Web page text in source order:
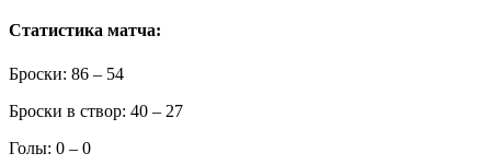
Статистика матча:
Броски: 86 – 54
Броски в створ: 40 – 27
Голы: 0 – 0